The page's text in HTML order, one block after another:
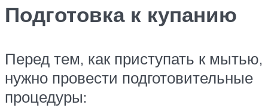
Подготовка к купанию
Перед тем, как приступать к мытью,
нужно провести подготовительные
процедуры: